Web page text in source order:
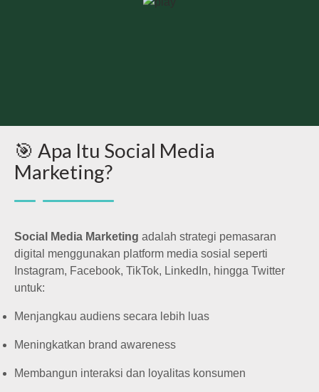
🎯 Apa Itu Social Media
Marketing?
Social Media Marketing adalah strategi pemasaran
digital menggunakan platform media sosial seperti
Instagram, Facebook, TikTok, LinkedIn, hingga Twitter
untuk:
Menjangkau audiens secara lebih luas
Meningkatkan brand awareness
Membangun interaksi dan loyalitas konsumen